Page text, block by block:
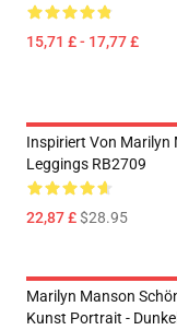
15,71 £ - 17,77 £
Inspiriert Von Marilyn
Leggings RB2709
22,87 £$28.95
Marilyn Manson
Kunst Portrait -